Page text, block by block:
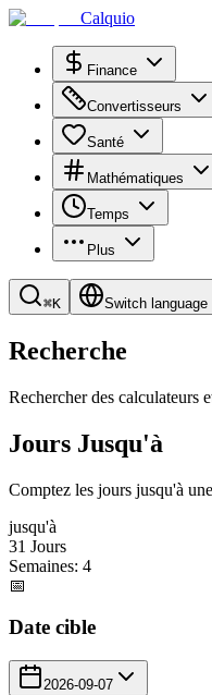
Calquio
Finance
Convertisseurs
Santé
Mathématiques
Temps
Plus
⌘K Switch language
Recherche
Rechercher des calculateurs
Jours Jusqu'à
Comptez les jours jusqu'à
jusqu'à
31 Jours
Semaines: 4
📅
Date cible
2026-09-07